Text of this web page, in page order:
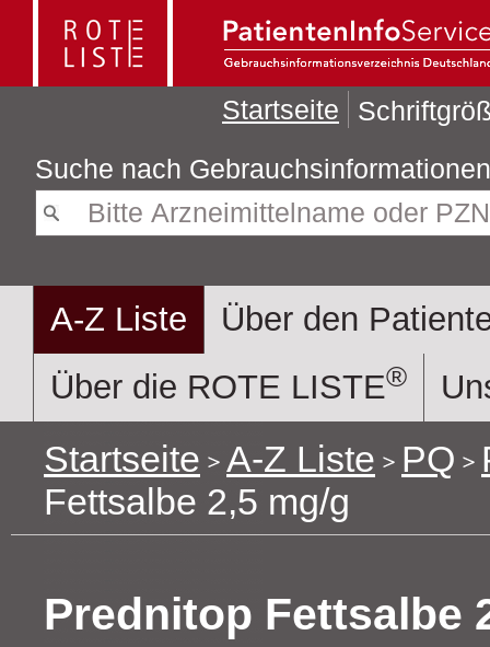
Suche nach
A-Z Liste
Über den
Über die ROTE LISTE®
Startseite
Startseite A-Z Liste PQ
Fettsalbe 2,5 mg/g
Prednitop Fettsalbe